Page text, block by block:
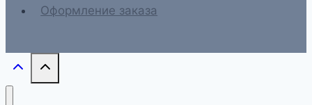
Оформление заказа